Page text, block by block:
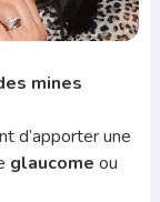
mines
d’apporter une
glaucome ou